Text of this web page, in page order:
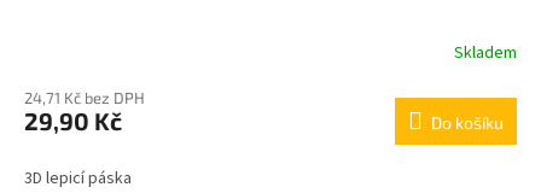
Skladem
24,71 Kč bez DPH
29,90 Kč Do košíku
3D lepicí páska